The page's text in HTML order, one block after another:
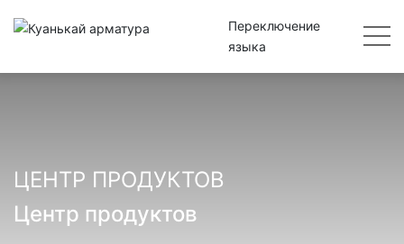
Переключение
языка
ЦЕНТР ПРОДУКТОВ
Центр продуктов